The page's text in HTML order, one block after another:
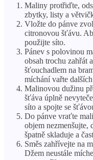
Maliny protřiďte,
zbytky, listy a
Vložte do pánve
citronovou šťávu.
použijte síto.
Pánev s polovinou
obsah trochu zahřát
šťouchadlem na
míchání vařte
Malinovou dužinu
šťáva úplně
síto a spojte se
Do pánve vraťte
objem nezmenšujte,
špatně skladuje a
Směs zahřívejte na
Džem neustále